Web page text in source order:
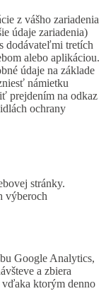
z vášho zariadenia
údaje zariadenia)
dodávateľmi tretích
alebo aplikáciou.
údaje na základe
námietku
prejdením na odkaz
ochrany
stránky.
výberoch
Google Analytics,
a zbiera
vďaka ktorým denno